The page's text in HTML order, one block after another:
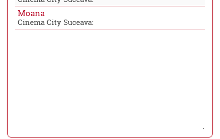
Moana
Cinema City Suceava: